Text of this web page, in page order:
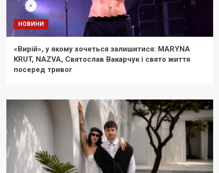
НОВИНИ
«Вирій», у якому хочеться залишитися: MARYNA
KRUT, NAZVA, Святослав Вакарчук і свято життя
посеред тривог